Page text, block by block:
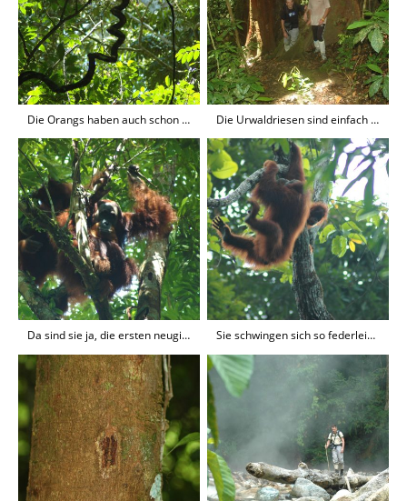
Die Orangs haben auch schon Telefonleitungen Die Urwaldriesen sind einfach bewundernswert
Da sind sie ja, die ersten neugierigen braunen Gesellen Sie schwingen sich so federleicht über die Baumwipfel hinweg